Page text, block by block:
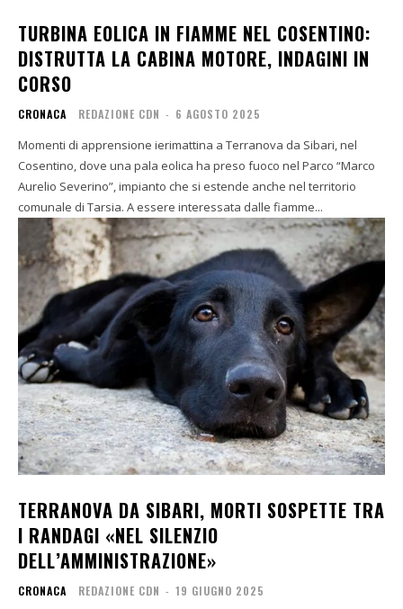
TURBINA EOLICA IN FIAMME NEL COSENTINO:
DISTRUTTA LA CABINA MOTORE, INDAGINI IN
CORSO
CRONACA REDAZIONE CDN - 6 AGOSTO 2025
Momenti di apprensione ierimattina a Terranova da Sibari, nel
Cosentino, dove una pala eolica ha preso fuoco nel Parco “Marco
Aurelio Severino”, impianto che si estende anche nel territorio
comunale di Tarsia. A essere interessata dalle fiamme...
TERRANOVA DA SIBARI, MORTI SOSPETTE TRA
I RANDAGI «NEL SILENZIO
DELL’AMMINISTRAZIONE»
CRONACA REDAZIONE CDN - 19 GIUGNO 2025